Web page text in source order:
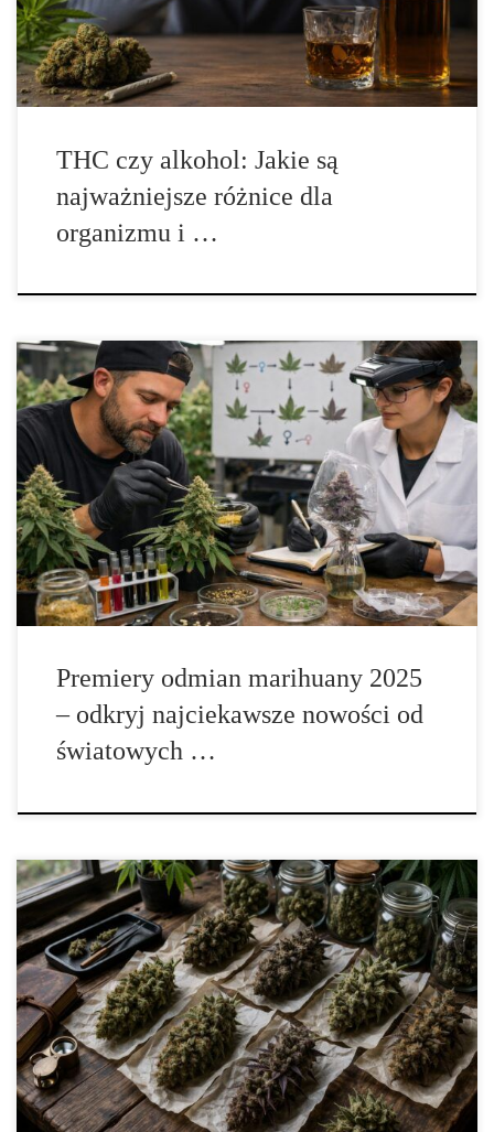
jest powszechnie dostępny i głęboko zakorzeniony w […]
THC czy alkohol: Jakie są
najważniejsze różnice dla
organizmu i …
Najnowsze odmiany konopi, które pojawiły się w 2025 roku –
rozwój genetyki, kierunki hodowli i najważniejsze trendy
Wprowadzenie Rok 2025 był kolejnym etapem intensywnego
rozwoju światowej branży hodowli konopi. W wielu krajach
prowadzone są legalne programy badawcze oraz hodowlane,
których celem jest poprawa stabilności genetycznej roślin,
zwiększenie odporności na choroby, […]
Premiery odmian marihuany 2025
– odkryj najciekawsze nowości od
światowych …
Najbardziej znane krzyżówki w historii marihuany Wprowadzenie
Historia hodowli konopi to opowieść o nieustannym poszukiwaniu
doskonałości. Przez dziesięciolecia hodowcy z różnych części
świata eksperymentowali z selekcją roślin, krzyżowaniem
najlepszych fenotypów oraz stabilizowaniem cech, które miały
zapewnić wyjątkowy aromat, wysoką zawartość kannabinoidów,
odporność na choroby oraz przewidywalny wzrost. Dzięki ich
pracy […]